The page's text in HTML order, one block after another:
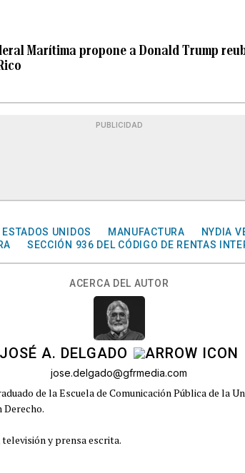
Marítima propone a Donald Trump
PUBLICIDAD
UNIDOS MANUFACTURA
NYDIA
SECCIÓN 936 DEL CÓDIGO DE RENTAS
ACERCA DEL AUTOR
JOSÉ A. DELGADO
jose.delgado@gfrmedia.com
de la Escuela de Comunicación Pública de la
Derecho.
y prensa escrita.